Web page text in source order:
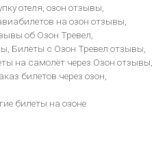
отеля, озон отзывы,
на озон отзывы,
об Озон Тревел,
Билеты с Озон Тревел отзывы,
на самолёт через Озон отзывы,
билетов через озон,
билеты на озоне